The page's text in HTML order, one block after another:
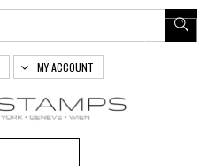
MY ACCOUNT